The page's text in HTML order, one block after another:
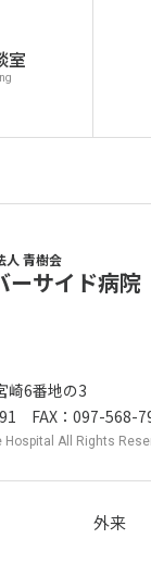
室
人 青樹会
ーサイド病院
崎6番地の3
FAX：097-568-
All Rights
外来